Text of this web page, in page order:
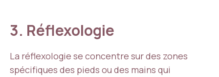
3. Réflexologie
La réflexologie se concentre sur des zones
spécifiques des pieds ou des mains qui